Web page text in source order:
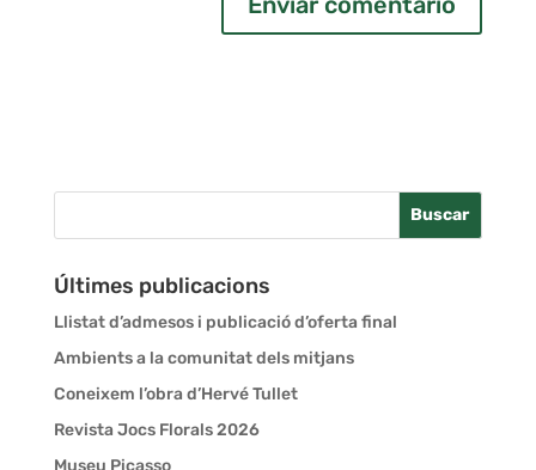
Últimes publicacions
Llistat d’admesos i publicació d’oferta final
Ambients a la comunitat dels mitjans
Coneixem l’obra d’Hervé Tullet
Revista Jocs Florals 2026
Museu Picasso